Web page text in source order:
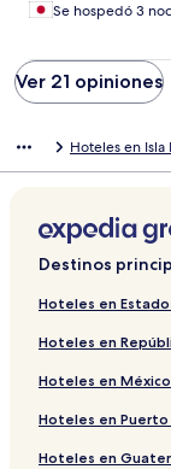
Se hospedó 3
Ver 21 opiniones
Hoteles en Isla
Destinos
Hoteles en
Hoteles en
Hoteles en México
Hoteles en Puerto
Hoteles en